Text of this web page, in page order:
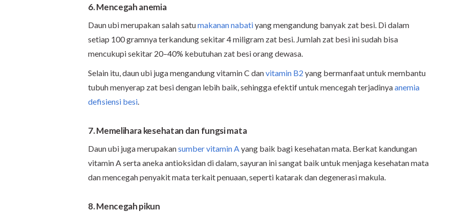
6. Mencegah anemia
Daun ubi merupakan salah satumakanan nabatiyang mengandung banyak zat besi. Di dalam
setiap 100 gramnya terkandung sekitar 4 miligram zat besi. Jumlah zat besi ini sudah bisa
mencukupi sekitar 20–40% kebutuhan zat besi orang dewasa.
Selain itu, daun ubi juga mengandung vitamin C danvitamin B2 yang bermanfaat untuk membantu
tubuh menyerap zat besi dengan lebih baik, sehingga efektif untuk mencegah terjadinyaanemia
defisiensi besi.
7. Memelihara kesehatan dan fungsi mata
Daun ubi juga merupakansumber vitamin Ayang baik bagi kesehatan mata. Berkat kandungan
vitamin A serta aneka antioksidan di dalam, sayuran ini sangat baik untuk menjaga kesehatan mata
dan mencegah penyakit mata terkait penuaan, seperti katarak dan degenerasi makula.
8. Mencegah pikun